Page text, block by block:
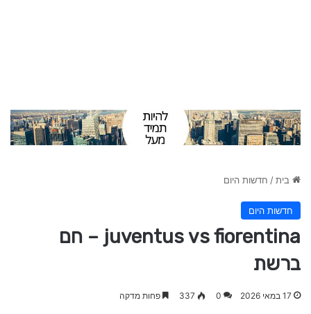
בית/ חדשות היום
חדשות היום
juventus vs fiorentina – חם
ברשת
17 במאי 2026 0
337 פחות מדקה